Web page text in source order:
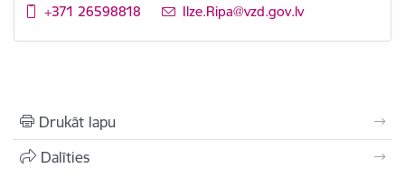
+371 26598818
E-pasts:
Ilze.Ripa@vzd.gov.lv
Drukāt lapu
Dalīties